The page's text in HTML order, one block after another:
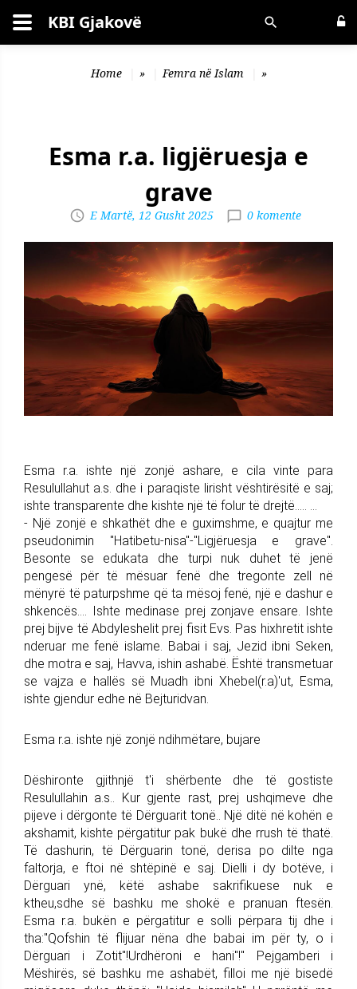
Kërko KBI Gjakovë
Home » Femra në Islam »
Esma r.a. ligjëruesja e
grave
E Martë, 12 Gusht 2025 0 komente
Esma r.a. ishte një zonjë ashare, e cila vinte para
Resulullahut a.s. dhe i paraqiste lirisht vështirësitë e saj;
ishte transparente dhe kishte një të folur të drejtë….. ...
- Një zonjë e shkathët dhe e guximshme, e quajtur me
pseudonimin "Hatibetu-nisa"-"Ligjëruesja e grave".
Besonte se edukata dhe turpi nuk duhet të jenë
pengesë për të mësuar fenë dhe tregonte zell në
mënyrë të paturpshme që ta mësoj fenë, një e dashur e
shkencës…. Ishte medinase prej zonjave ensare. Ishte
prej bijve të Abdyleshelit prej fisit Evs. Pas hixhretit ishte
nderuar me fenë islame. Babai i saj, Jezid ibni Seken,
dhe motra e saj, Havva, ishin ashabë. Është transmetuar
se vajza e hallës së Muadh ibni Xhebel(r.a)'ut, Esma,
ishte gjendur edhe në Bejturidvan.
Esma r.a. ishte një zonjë ndihmëtare, bujare
Dëshironte gjithnjë t'i shërbente dhe të gostiste
Resulullahin a.s.. Kur gjente rast, prej ushqimeve dhe
pijeve i dërgonte të Dërguarit tonë.. Një ditë në kohën e
akshamit, kishte përgatitur pak bukë dhe rrush të thatë.
Të dashurin, të Dërguarin tonë, derisa po dilte nga
faltorja, e ftoi në shtëpinë e saj. Dielli i dy botëve, i
Dërguari ynë, këtë ashabe sakrifikuese nuk e
ktheu,sdhe së bashku me shokë e pranuan ftesën.
Esma r.a. bukën e përgatitur e solli përpara tij dhe i
tha:"Qofshin të flijuar nëna dhe babai im për ty, o i
Dërguari i Zotit"!Urdhëroni e hani"!" Pejgamberi i
Mëshirës, së bashku me ashabët, filloi me një bisedë